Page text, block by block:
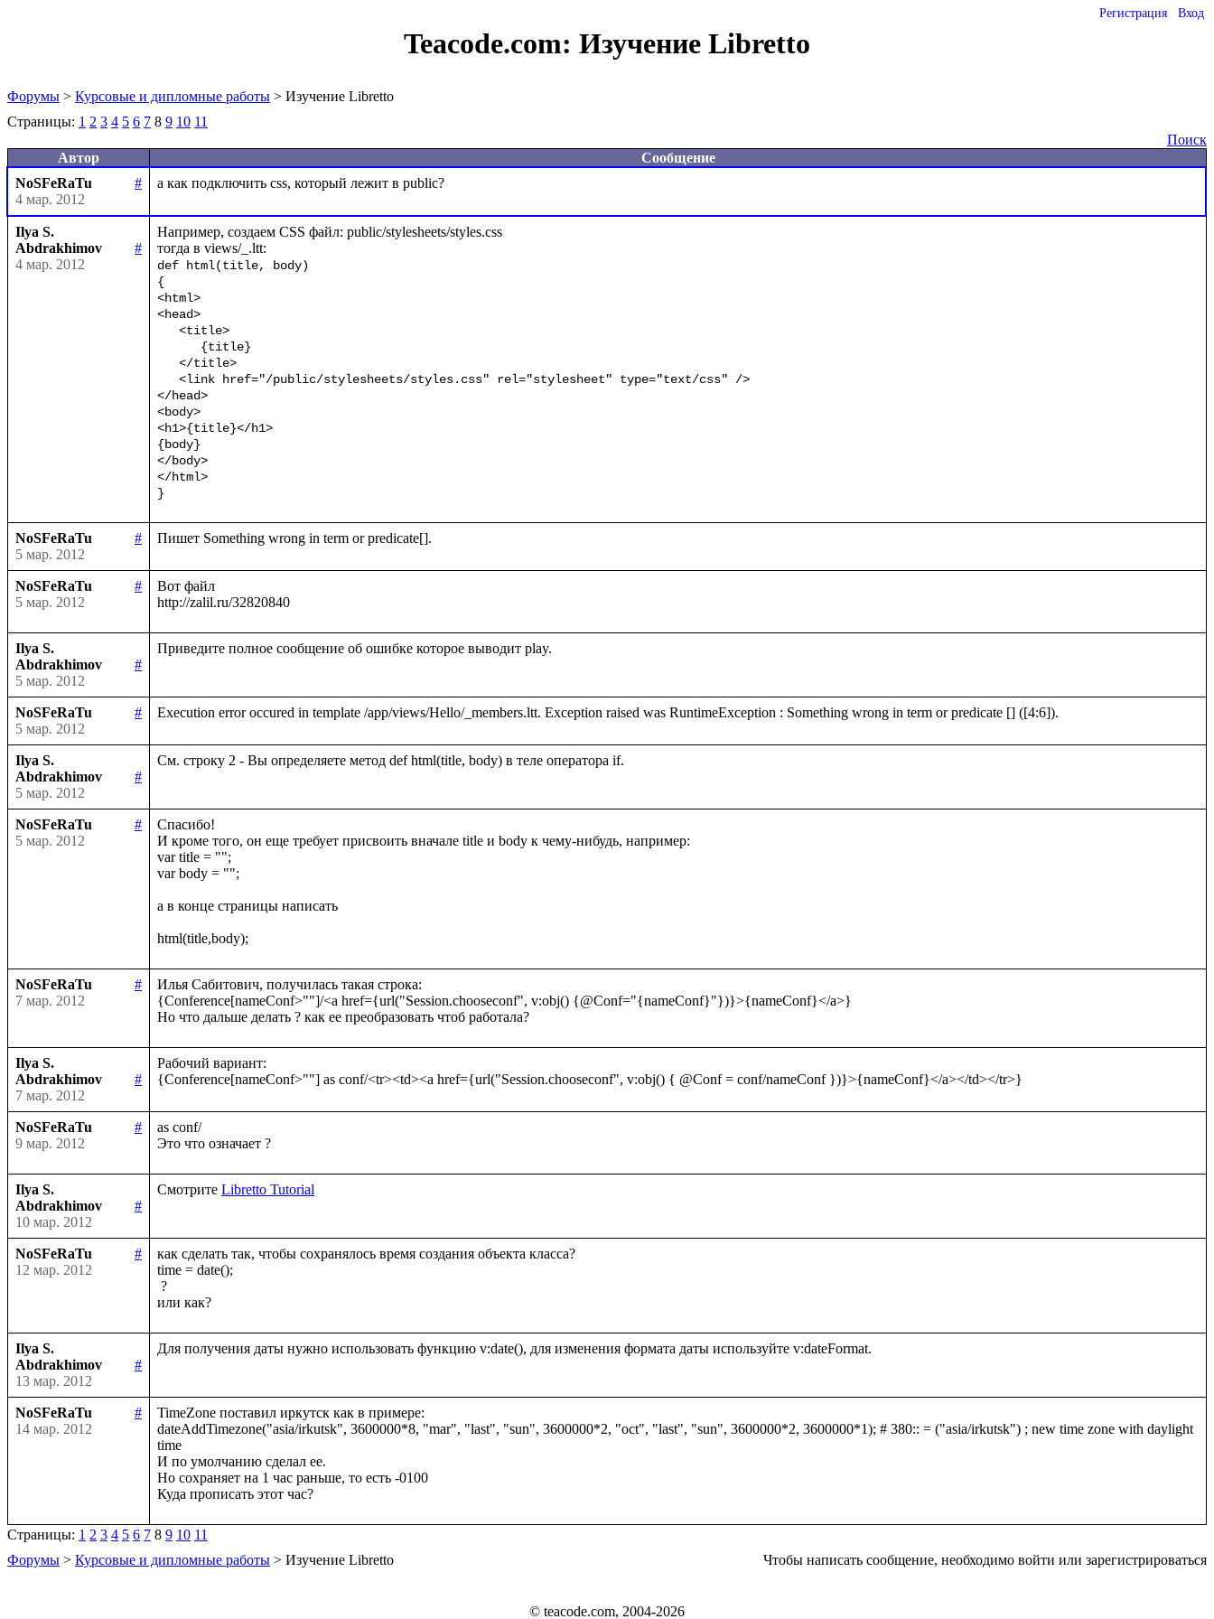
Регистрация Вход
Teacode.com: Изучение Libretto
Форумы > Курсовые и дипломные работы > Изучение Libretto
Страницы: 1 2 3 4 5 6 7 8 9 10 11
Поиск
Автор
Сообщение
NoSFeRaTu
#
4 мар. 2012
Ilya S.
Abdrakhimov
#
4 мар. 2012
Например, создаем CSS файл: public/stylesheets/styles.css
def html(title, body)
{
<html>
<head>
</head>
<body>
<h1>{title}</h1>
{body}
</body>
</html>
}
NoSFeRaTu
#
5 мар. 2012
NoSFeRaTu
#
5 мар. 2012
Вот файл
Ilya S.
Abdrakhimov
#
5 мар. 2012
NoSFeRaTu
#
5 мар. 2012
Ilya S.
Abdrakhimov
#
5 мар. 2012
NoSFeRaTu
#
5 мар. 2012
Спасибо!
И кроме того, он еще требует присвоить вначале title и body к чему-нибудь, например:
var title = "";
var body = "";
а в конце страницы написать
NoSFeRaTu
#
7 мар. 2012
Илья Сабитович, получилась такая строка:
{Conference[nameConf>""]/<a href={url("Session.chooseconf", v:obj() {@Conf="{nameConf}"})}>{nameConf}</a>}
Ilya S.
Abdrakhimov
#
7 мар. 2012
Рабочий вариант:
NoSFeRaTu
#
9 мар. 2012
as conf/
Ilya S.
Abdrakhimov
#
10 мар. 2012
Смотрите Libretto Tutorial
NoSFeRaTu
#
12 мар. 2012
как сделать так, чтобы сохранялось время создания объекта класса?
time = date();
Ilya S.
Abdrakhimov
#
13 мар. 2012
NoSFeRaTu
#
14 мар. 2012
TimeZone поставил иркутск как в примере:
dateAddTimezone("asia/irkutsk", 3600000*8, "mar", "last", "sun", 3600000*2, "oct", "last", "sun", 3600000*2, 3600000*1); # 380:: = ("asia/irkutsk") ; new time zone with daylight
time
И по умолчанию сделал ее.
Но сохраняет на 1 час раньше, то есть -0100
Страницы: 1 2 3 4 5 6 7 8 9 10 11
Форумы > Курсовые и дипломные работы > Изучение Libretto Чтобы написать сообщение, необходимо войти или зарегистрироваться
© teacode.com, 2004-2026